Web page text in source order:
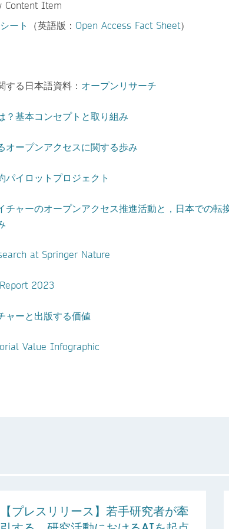
ート （英語版： Open Access Fact Sheet）
する日本語資料： オープンリサーチ
？基本コンセプトと取り組み
オープンアクセスに関する歩み
パイロットプロジェクト
チャーのオープンアクセス推進活動と，日本での転
at Springer Nature
2023
ャーと出版する価値
Value Infographic
【プレスリリース】若手研究者が牽